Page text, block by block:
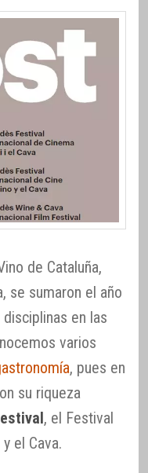
de Cataluña,
se sumaron el año
en las
varios
, pues en
su riqueza
, el Festival
el Cava.